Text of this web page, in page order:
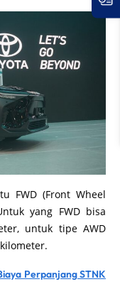
FWD (Front Wheel
yang FWD bisa
untuk tipe AWD
Perpanjang STNK